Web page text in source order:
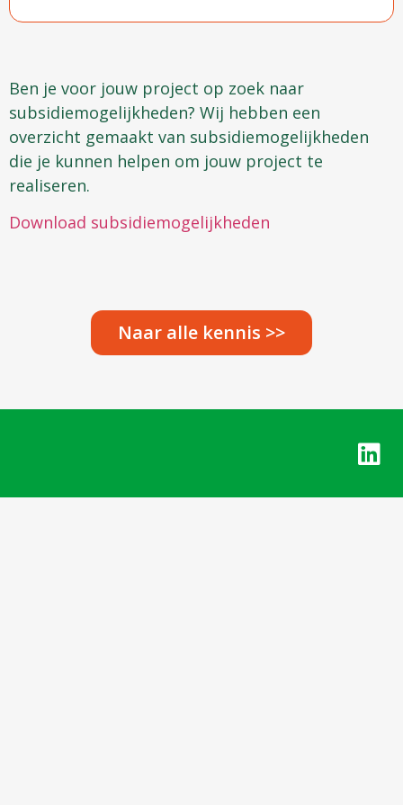
Ben je voor jouw project op zoek naar
subsidiemogelijkheden? Wij hebben een
overzicht gemaakt van subsidiemogelijkheden
die je kunnen helpen om jouw project te
realiseren.
Download subsidiemogelijkheden
Naar alle kennis >>